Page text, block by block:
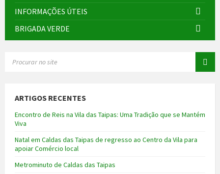
INFORMAÇÕES ÚTEIS
BRIGADA VERDE
ARTIGOS RECENTES
Encontro de Reis na Vila das Taipas: Uma Tradição que se Mantém
Viva
Natal em Caldas das Taipas de regresso ao Centro da Vila para
apoiar Comércio local
Metrominuto de Caldas das Taipas